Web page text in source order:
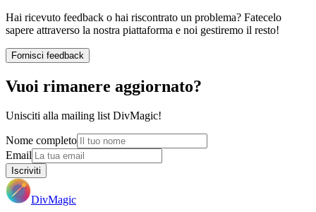
Hai ricevuto feedback o hai riscontrato un problema? Fatecelo
sapere attraverso la nostra piattaforma e noi gestiremo il resto!
Fornisci feedback
Vuoi rimanere aggiornato?
Unisciti alla mailing list DivMagic!
Nome completo
Email
Iscriviti
DivMagic